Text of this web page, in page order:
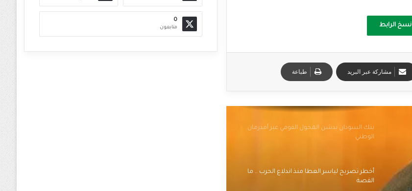
نسخ الرابط
مشاركة عبر البريد طباعة
بنك السودان يدشن المحول القومي عبر أمدرمان
الوطني
أخطر تصريح لياسر العطا منذ اندلاع الحرب .. ما
القصة
0
متابعون